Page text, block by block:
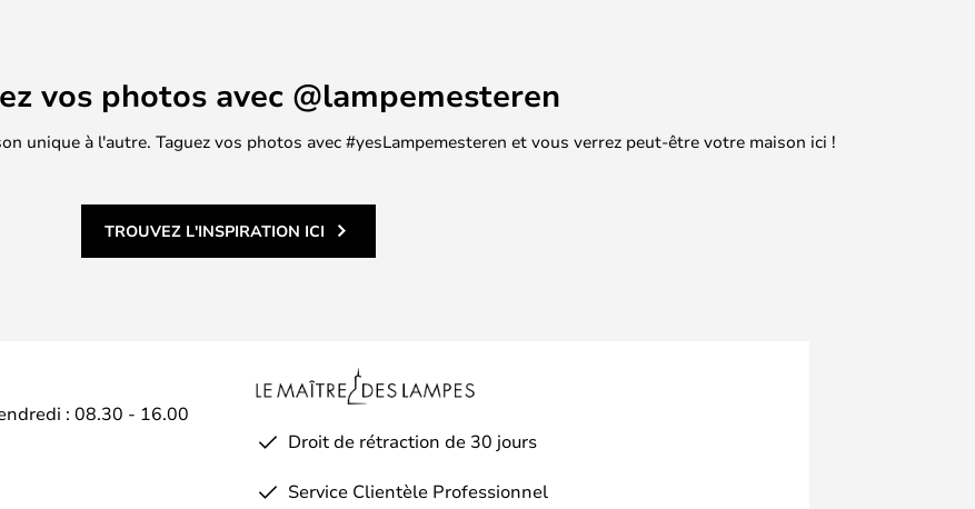
vos photos avec @lampemesteren
unique à l'autre. Taguez vos photos avec #yesLampemesteren et vous verrez peut-être votre maison ici !
TROUVEZ L'INSPIRATION ICI
: 08.30 - 16.00
Droit de rétraction de 30 jours
Service Clientèle Professionnel